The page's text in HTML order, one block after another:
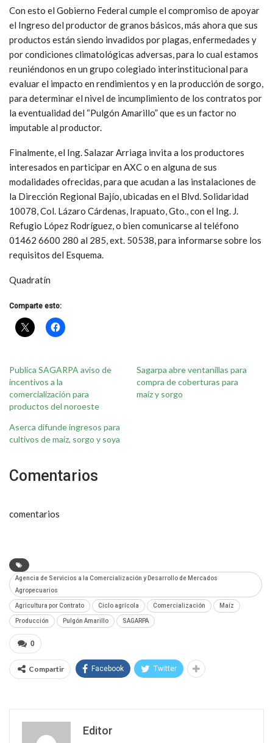
Con esto el Gobierno Federal cumple el compromiso de apoyar
el Ingreso del productor de granos básicos, más ahora que sus
productos están siendo invadidos por plagas, enfermedades y
por condiciones climatológicas adversas, para lo cual estamos
reuniéndonos en un grupo colegiado interinstitucional para
evaluar el impacto en rendimientos y en la producción de sorgo,
para determinar el nivel de incumplimiento de los contratos por
la eventualidad del “Pulgón Amarillo” que es un factor no
imputable al productor.
Finalmente, el Ing. Salazar Arriaga invita a los productores
interesados en participar en AXC o en alguna de sus
modalidades ofrecidas, para que acudan a las instalaciones de
la Dirección Regional Bajío, ubicadas en el Blvd. Solidaridad
10078, Col. Lázaro Cárdenas, Irapuato, Gto., con el Ing. J.
Refugio López Rodríguez, o bien comunicarse al teléfono
01462 6600 280 al 285, ext. 50538, para informarse sobre los
requisitos del Esquema.
Quadratín
Comparte esto:
Publica SAGARPA aviso de
incentivos a la
comercialización para
productos del noroeste
Sagarpa abre ventanillas para
compra de coberturas para
maíz y sorgo
Aserca difunde ingresos para
cultivos de maíz, sorgo y soya
Comentarios
comentarios
Agencia de Servicios a la Comercialización y Desarrollo de Mercados
Agropecuarios
Agricultura por Contrato Ciclo agrícola Comercialización Maíz
Producción Pulgón Amarillo SAGARPA
0
Compartir Facebook Twitter
Editor